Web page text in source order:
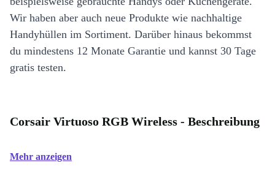
Wir haben aber auch neue Produkte wie nachhaltige
Handyhüllen im Sortiment. Darüber hinaus bekommst
du mindestens 12 Monate Garantie und kannst 30 Tage
gratis testen.
Corsair Virtuoso RGB Wireless - Beschreibung
Mehr anzeigen